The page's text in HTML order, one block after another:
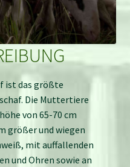
ist das größte
Die Mutter­tiere
von 65-70 cm
größer und wiegen
mit auf­fallenden
und Ohren sowie an